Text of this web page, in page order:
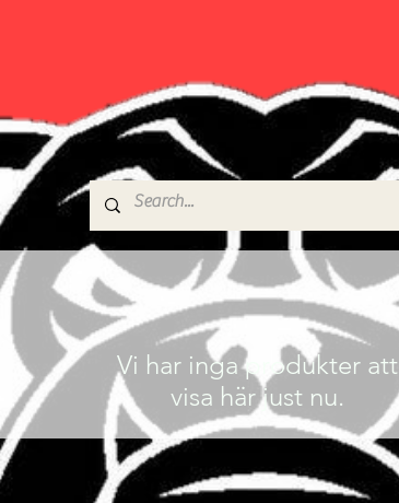
Vi har inga produkter att
visa här just nu.